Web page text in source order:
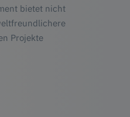
bietet nicht
Projekte